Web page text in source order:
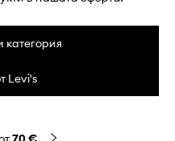
категория
Levi's